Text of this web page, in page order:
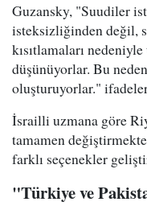
Guzansky, "Suudiler
isteksizliğinden değil,
kısıtlamaları
düşünüyorlar. Bu
oluşturuyorlar."
İsrailli uzmana göre
tamamen
farklı seçenekler
"Türkiye ve